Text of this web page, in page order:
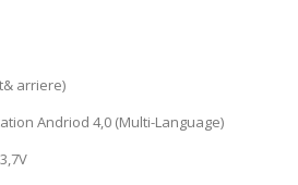
arriere)
Andriod 4,0 (Multi-Language)